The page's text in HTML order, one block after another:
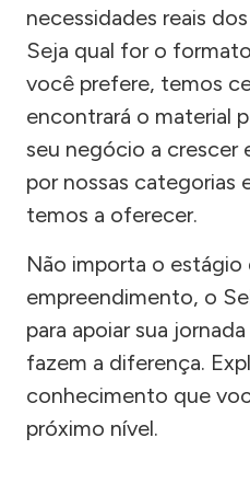
necessidades reais
Seja qual for o
você prefere, temos
encontrará o material
seu negócio a crescer
por nossas categorias
temos a oferecer.
Não importa o estágio
empreendimento, o
para apoiar sua
fazem a diferença.
conhecimento que
próximo nível.